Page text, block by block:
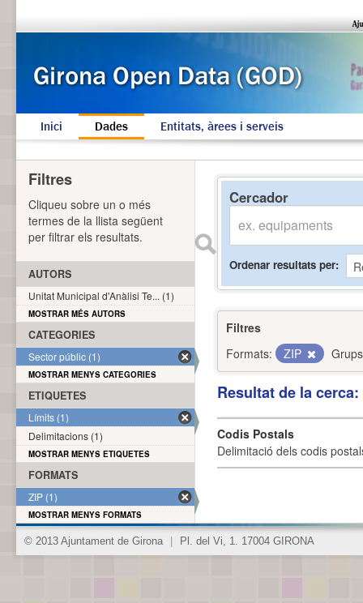
Inici Dades Entitats, àrees i serveis
Cercador
Ordenar resultats per
Filtres
Formats:
ZIP
Resultat de la
Codis Postals
Delimitació dels codis
Filtres
Cliqueu sobre un o més
termes de la llista següent
per filtrar els resultats.
AUTORS
Unitat Municipal d'Anàlisi Te... (1)
MOSTRAR MÉS AUTORS
CATEGORIES
Sector públic (1)
MOSTRAR MENYS CATEGORIES
ETIQUETES
Límits (1)
Delimitacions (1)
MOSTRAR MENYS ETIQUETES
FORMATS
ZIP (1)
MOSTRAR MENYS FORMATS
© 2013 Ajuntament de Girona Pl. del Vi, 1. 17004 GIRONA